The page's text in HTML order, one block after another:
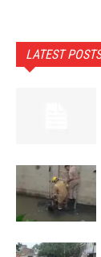
LATEST POSTS